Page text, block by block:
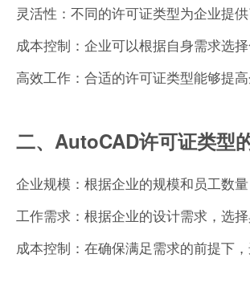
灵活性：不同的许可证类型为企业提
成本控制：企业可以根据自身需求选
高效工作：合适的许可证类型能够提
二、AutoCAD许可证类型
企业规模：根据企业的规模和员工数
工作需求：根据企业的设计需求，选
成本控制：在确保满足需求的前提下